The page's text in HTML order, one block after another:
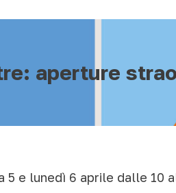
aperture
5 e lunedì 6 aprile dalle 10